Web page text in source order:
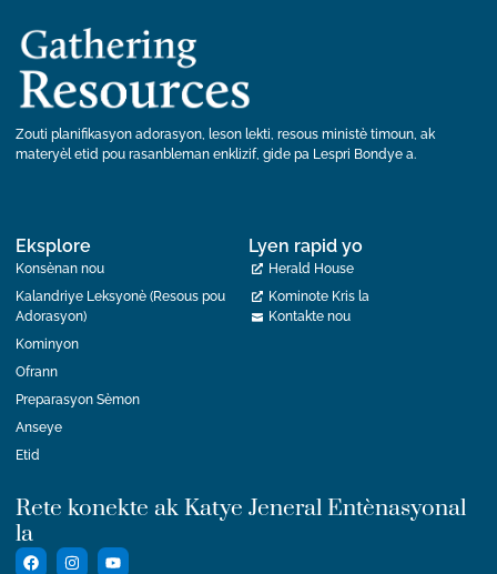
Zouti planifikasyon adorasyon, leson lekti, resous ministè timoun, ak
materyèl etid pou rasanbleman enklizif, gide pa Lespri Bondye a.
Eksplore
Konsènan nou
Kalandriye Leksyonè (Resous pou
Adorasyon)
Kominyon
Ofrann
Preparasyon Sèmon
Anseye
Etid
Lyen rapid yo
Herald House
Kominote Kris la
Kontakte nou
Rete konekte ak Katye Jeneral Entènasyonal
la